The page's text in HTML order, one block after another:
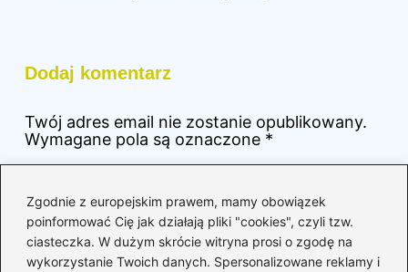
Zgodnie z europejskim prawem, mamy obowiązek
poinformować Cię jak działają pliki "cookies", czyli tzw.
ciasteczka. W dużym skrócie witryna prosi o zgodę na
wykorzystanie Twoich danych. Spersonalizowane reklamy i
Dodaj komentarz
Twój adres email nie zostanie opublikowany.
Wymagane pola są oznaczone *